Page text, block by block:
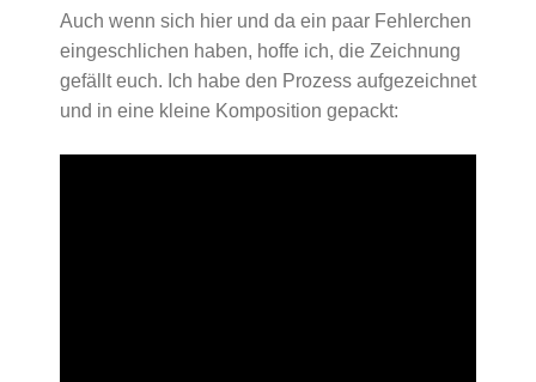
Auch wenn sich hier und da ein paar Fehlerchen
eingeschlichen haben, hoffe ich, die Zeichnung
gefällt euch. Ich habe den Prozess aufgezeichnet
und in eine kleine Komposition gepackt: